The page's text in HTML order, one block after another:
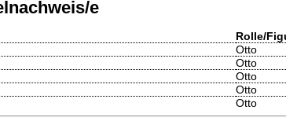
e
Rolle/
Otto
Otto
Otto
Otto
Otto